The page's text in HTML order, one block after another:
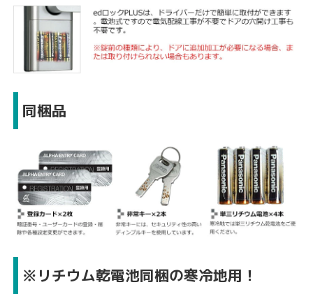
同梱品
※リチウム乾電池同梱の寒冷地用！